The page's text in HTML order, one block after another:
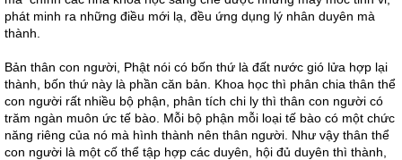
phát minh ra những điều mới lạ, đều ứng dụng lý nhân duyên mà
thành.
Bản thân con người, Phật nói có bốn thứ là đất nước gió lửa hợp lại
thành, bốn thứ này là phần căn bản. Khoa học thì phân chia thân thể
con người rất nhiều bộ phận, phân tích chi ly thì thân con người có
trăm ngàn muôn ức tế bào. Mỗi bộ phận mỗi loại tế bào có một chức
năng riêng của nó mà hình thành nên thân người. Như vậy thân thể
con người là một cố thể tập hợp các duyên, hội đủ duyên thì thành,